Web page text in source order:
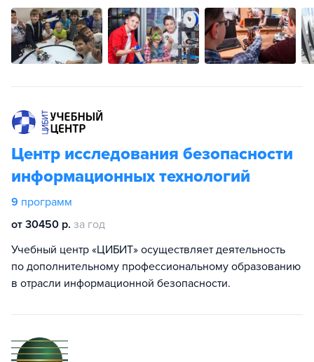
Центр исследования безопасности
информационных технологий
9 программ
от 30450 р. за год
Учебный центр «ЦИБИТ» осуществляет деятельность
по дополнительному профессиональному образованию
в отрасли информационной безопасности.